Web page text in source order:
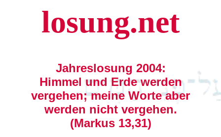
losung.net
Jahreslosung 2004:
Himmel und Erde werden
vergehen; meine Worte aber
werden nicht vergehen.
(Markus 13,31)